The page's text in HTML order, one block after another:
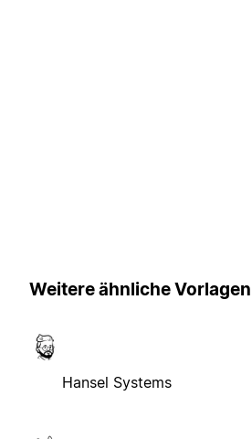
Weitere ähnliche Vorlagen
Hansel Systems